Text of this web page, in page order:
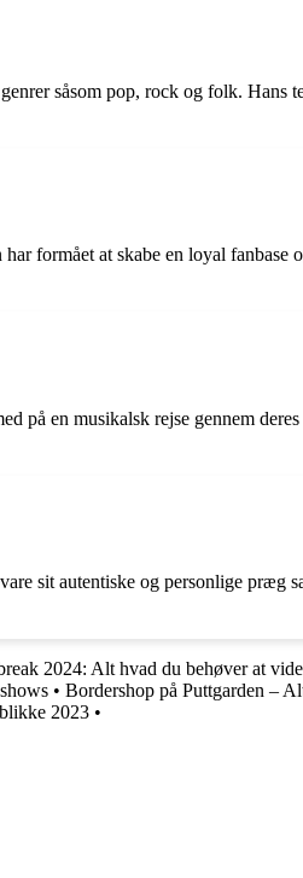
såsom pop, rock og folk. Hans
formået at skabe en loyal fanbase
på en musikalsk rejse gennem deres
sit autentiske og personlige præg
2024: Alt hvad du behøver at vide
• Bordershop på Puttgarden –
2023 •